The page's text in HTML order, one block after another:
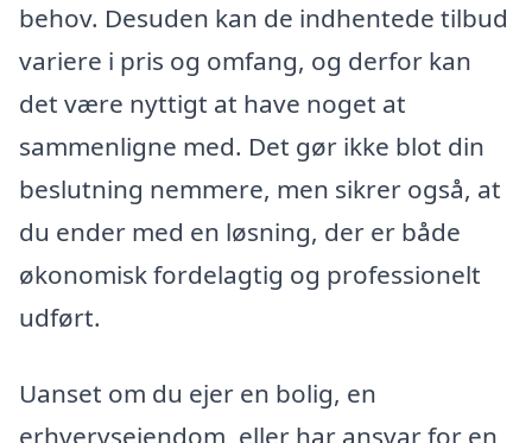
behov. Desuden kan de indhentede tilbud
variere i pris og omfang, og derfor kan
det være nyttigt at have noget at
sammenligne med. Det gør ikke blot din
beslutning nemmere, men sikrer også, at
du ender med en løsning, der er både
økonomisk fordelagtig og professionelt
udført.
Uanset om du ejer en bolig, en
erhvervsejendom, eller har ansvar for en